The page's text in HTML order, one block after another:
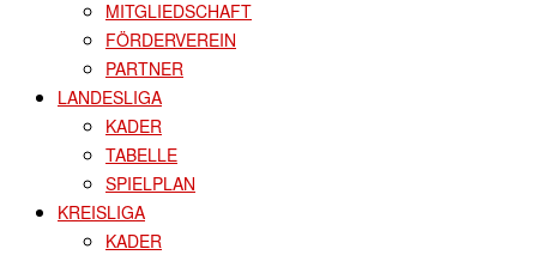
MITGLIEDSCHAFT
FÖRDERVEREIN
PARTNER
LANDESLIGA
KADER
TABELLE
SPIELPLAN
KREISLIGA
KADER